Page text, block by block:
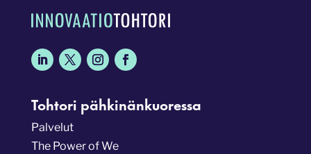
Tohtori pähkinänkuoressa
Palvelut
The Power of We